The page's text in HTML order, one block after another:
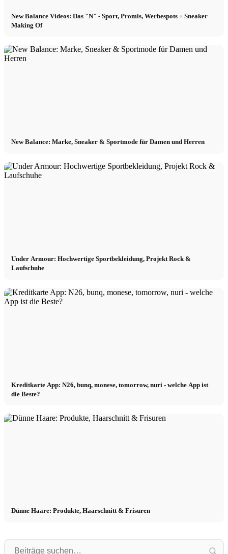
New Balance Videos: Das "N" - Sport, Promis, Werbespots + Sneaker
Making Of
New Balance: Marke, Sneaker & Sportmode für Damen und Herren
Under Armour: Hochwertige Sportbekleidung, Projekt Rock &
Laufschuhe
Kreditkarte App: N26, bunq, monese, tomorrow, nuri - welche App ist
die Beste?
Dünne Haare: Produkte, Haarschnitt & Frisuren